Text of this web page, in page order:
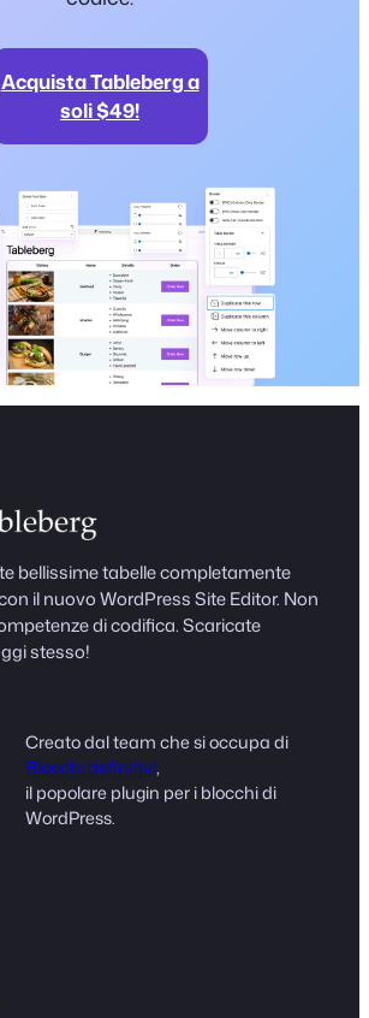
Acquista Tableberg a
soli $49!
bellissime tabelle completamente
il nuovo WordPress Site Editor. Non
di codifica. Scaricate
stesso!
Creato dal team che si occupa di
Blocchi definitivi,
il popolare plugin per i blocchi di
WordPress.